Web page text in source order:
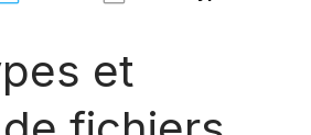
et